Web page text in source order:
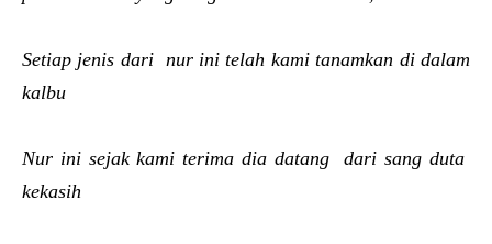
Setiap jenis dari nur ini telah kami tanamkan di dalam
kalbu
Nur ini sejak kami terima dia datang dari sang duta
kekasih